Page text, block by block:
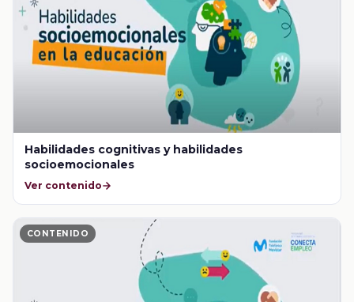
Habilidades cognitivas y habilidades
socioemocionales
Ver contenido
CONTENIDO